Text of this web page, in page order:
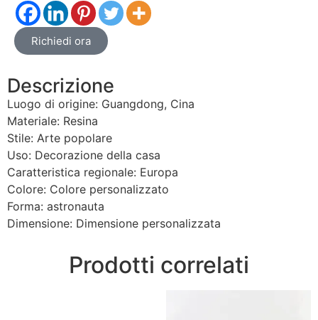
Richiedi ora
Descrizione
Luogo di origine: Guangdong, Cina
Materiale: Resina
Stile: Arte popolare
Uso: Decorazione della casa
Caratteristica regionale: Europa
Colore: Colore personalizzato
Forma: astronauta
Dimensione: Dimensione personalizzata
Prodotti correlati